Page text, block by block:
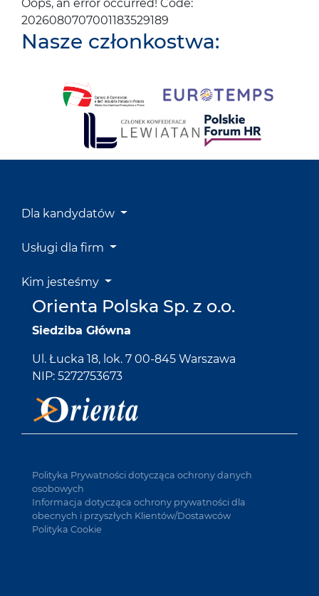
Oops, an error occurred! Code:
2026080707001183529189
Nasze członkostwa:
Dla kandydatów
Usługi dla firm
Kim jesteśmy
Orienta Polska Sp. z o.o.
Siedziba Główna
Ul. Łucka 18, lok. 7 00-845 Warszawa
NIP: 5272753673
Polityka Prywatności dotycząca ochrony danych
osobowych
Informacja dotycząca ochrony prywatności dla
obecnych i przyszłych Klientów/Dostawców
Polityka Cookie